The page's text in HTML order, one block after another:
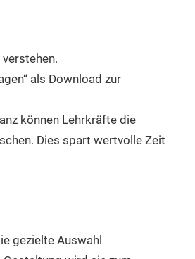
als Download zur
können Lehrkräfte die
Dies spart wertvolle Zeit
gezielte Auswahl